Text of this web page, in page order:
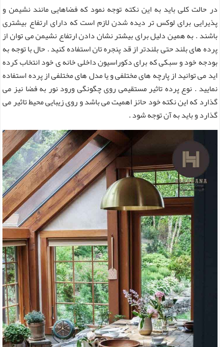
در حالت کلی باید به این نکته توجه نمود که فضاهایی مانند نشیمن و
پذیرایی برای لوکس تر دیده شدن لازم است که دارای ارتفاع بیشتری
باشند . به همین دلیل برای بیشتر نشان دادن ارتفاع نشیمن می توان از
پرده های بلند حتی بلندتر از قد پنجره تان استفاده کنید . حال با توجه به
بودجه خود و سبکی که برای دکوراسیون داخلی خانه ی خود انتخاب کرده
اید می توانید از پارچه های مختلفی و یا مدل های مختلفی از پرده استفاده
نمایید . نوع پرده تاثیر مستقیمی روی چگونگی ورود نور به فضا نیز می
گذارد که این نکته خود حائز اهمیت می باشد و روی زیبایی محیط تاثیر می
گذارد و باید به آن توجه شود .